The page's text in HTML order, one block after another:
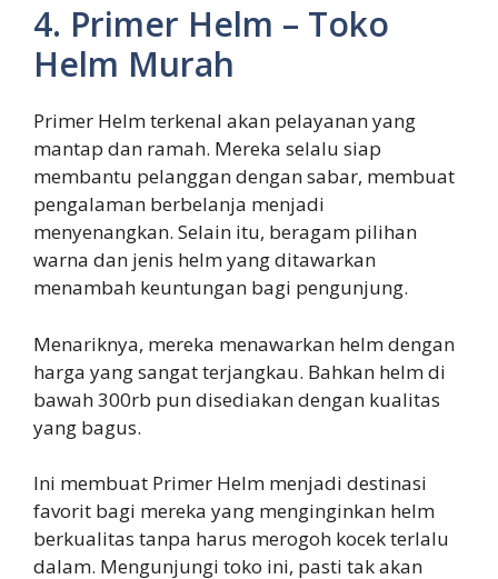
4. Primer Helm – Toko
Helm Murah
Primer Helm terkenal akan pelayanan yang
mantap dan ramah. Mereka selalu siap
membantu pelanggan dengan sabar, membuat
pengalaman berbelanja menjadi
menyenangkan. Selain itu, beragam pilihan
warna dan jenis helm yang ditawarkan
menambah keuntungan bagi pengunjung.
Menariknya, mereka menawarkan helm dengan
harga yang sangat terjangkau. Bahkan helm di
bawah 300rb pun disediakan dengan kualitas
yang bagus.
Ini membuat Primer Helm menjadi destinasi
favorit bagi mereka yang menginginkan helm
berkualitas tanpa harus merogoh kocek terlalu
dalam. Mengunjungi toko ini, pasti tak akan